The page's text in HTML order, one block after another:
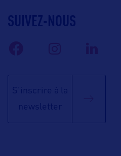
SUIVEZ-NOUS
S'inscrire à la
newsletter